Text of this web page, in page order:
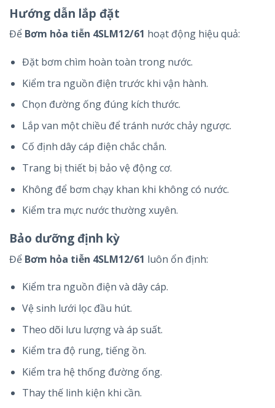
Hướng dẫn lắp đặt
Để Bơm hỏa tiễn 4SLM12/61 hoạt động hiệu quả:
Đặt bơm chìm hoàn toàn trong nước.
Kiểm tra nguồn điện trước khi vận hành.
Chọn đường ống đúng kích thước.
Lắp van một chiều để tránh nước chảy ngược.
Cố định dây cáp điện chắc chắn.
Trang bị thiết bị bảo vệ động cơ.
Không để bơm chạy khan khi không có nước.
Kiểm tra mực nước thường xuyên.
Bảo dưỡng định kỳ
Để Bơm hỏa tiễn 4SLM12/61 luôn ổn định:
Kiểm tra nguồn điện và dây cáp.
Vệ sinh lưới lọc đầu hút.
Theo dõi lưu lượng và áp suất.
Kiểm tra độ rung, tiếng ồn.
Kiểm tra hệ thống đường ống.
Thay thế linh kiện khi cần.